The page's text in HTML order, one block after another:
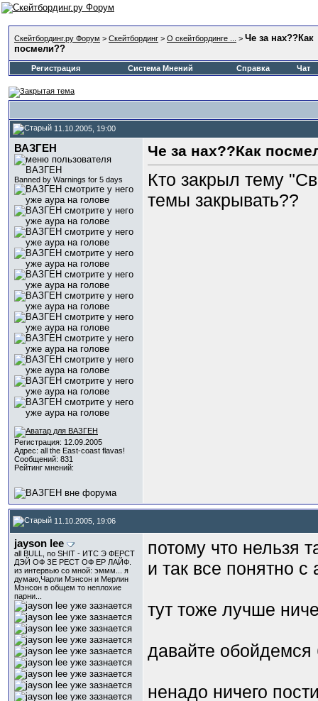
Скейтбординг.ру Форум > Скейтбординг > О скейтбординге ... > Че за нах??Как
посмели??
Регистрация Система Мнений Справка Чат
11.10.2005, 19:00
ВАЗГЕН
Banned by Warnings for 5 days
Регистрация: 12.09.2005
Адрес: all the East-coast flavas!
Сообщений: 831
Рейтинг мнений:
Че за нах??Как
Кто закрыл тему
темы закрывать??
11.10.2005, 19:06
jayson lee
all BULL, no SHIT - ИТС Э ФЕРСТ
ДЭЙ ОФ ЗЕ РЕСТ ОФ ЕР ЛАЙФ.
из интервью со мной: эммм... я
думаю,Чарли Мэнсон и Мерлин
Мэнсон в общем то неплохие
парни...
потому что нельзя
и так все понятно
тут тоже лучше
давайте
ненадо ничего